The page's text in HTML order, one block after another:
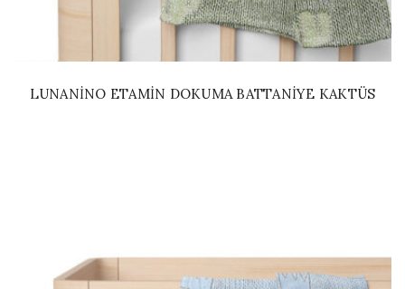
LUNANINO ETAMIN DOKUMA BATTANIYE KAKTÜS